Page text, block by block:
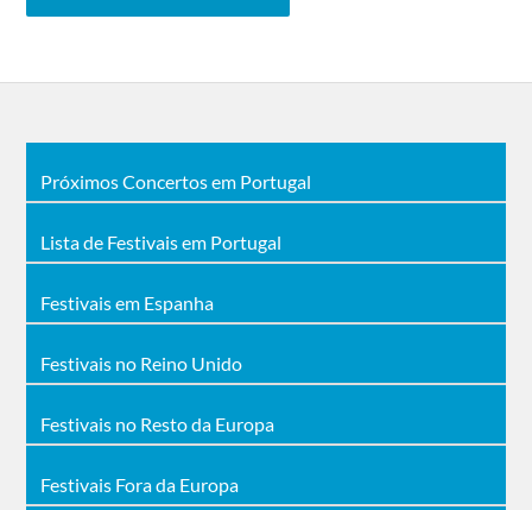
Próximos Concertos em Portugal
Lista de Festivais em Portugal
Festivais em Espanha
Festivais no Reino Unido
Festivais no Resto da Europa
Festivais Fora da Europa